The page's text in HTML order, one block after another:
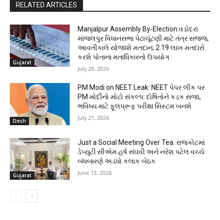
RELATED ARTICLES
Gujarat
Manjalpur Assembly By-Election:વડોદરા
માંજલપુર વિધાનસભા પેટાચૂંટણી માટે તંત્ર સજ્જ,
આવતીકાલે યોજાશે મતદાન; 2.19 લાખ મતદારો
કરશે પોતાના મતાધિકારનો ઉપયોગ
July 29, 2026
Desh
PM Modi on NEET Leak: NEET પેપર લીક પર
PM મોદીનો મોટો સંકલ્પ: દોષિતોને કડક સજા,
ભવિષ્ય માટે ફૂલપ્રૂફ પરીક્ષા સિસ્ટમ બનશે
July 21, 2026
Gujarat
Just a Social Meeting Over Tea: રાજકોટમાં
ડેપ્યુટી સીએમ હર્ષ સંઘવી અને નરેશ પટેલ વચ્ચે
બંધબારણે અડધો કલાક બેઠક
June 13, 2026